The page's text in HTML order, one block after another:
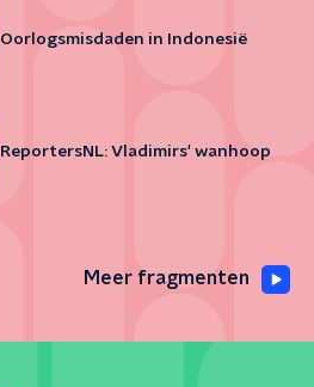
Oorlogsmisdaden in Indonesië
ReportersNL: Vladimirs' wanhoop
Meer fragmenten